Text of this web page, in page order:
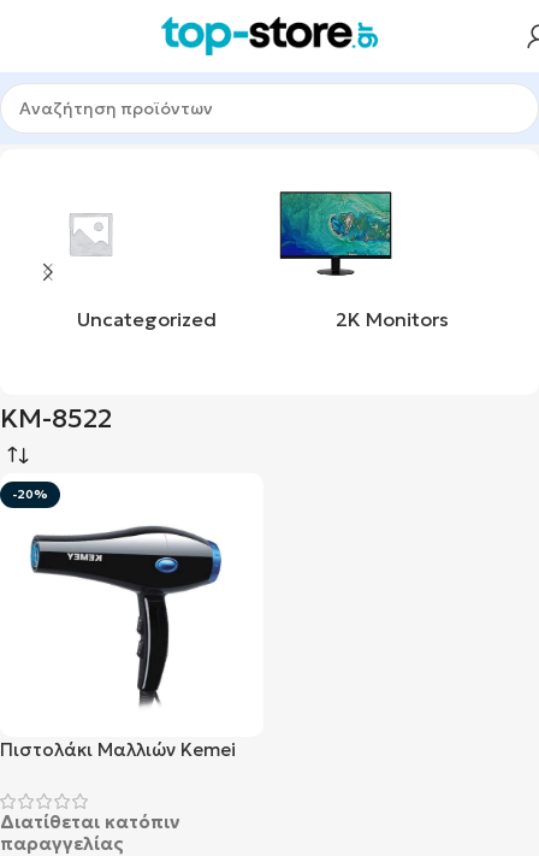
Αρχική σελίδα Προϊόν product_mpn KM-8522
Uncategorized 2K Monitors
KM-8522
-20%
Πιστολάκι Μαλλιών Kemei
Διατίθεται κατόπιν
παραγγελίας